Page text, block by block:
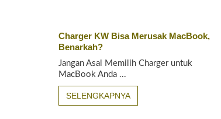
Charger KW Bisa Merusak MacBook,
Benarkah?
Jangan Asal Memilih Charger untuk
MacBook Anda ...
SELENGKAPNYA